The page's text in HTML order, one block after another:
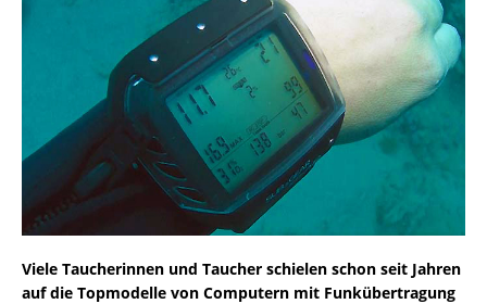
Viele Taucherinnen und Taucher schielen schon seit Jahren
auf die Topmodelle von Computern mit Funkübertragung